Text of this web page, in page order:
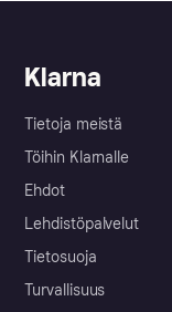
Klarna
Tietoja meistä
Töihin Klarnalle
Ehdot
Lehdistöpalvelut
Tietosuoja
Turvallisuus